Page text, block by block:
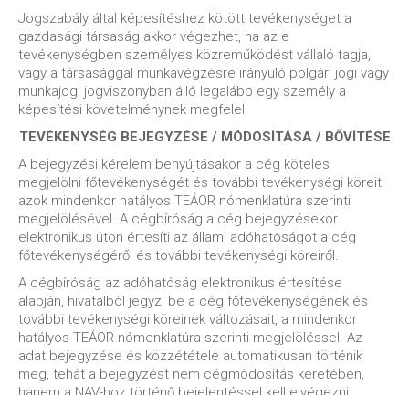
Jogszabály által képesítéshez kötött tevékenységet a
gazdasági társaság akkor végezhet, ha az e
tevékenységben személyes közreműködést vállaló tagja,
vagy a társasággal munkavégzésre irányuló polgári jogi vagy
munkajogi jogviszonyban álló legalább egy személy a
képesítési követelménynek megfelel.
TEVÉKENYSÉG BEJEGYZÉSE / MÓDOSÍTÁSA / BŐVÍTÉSE
A bejegyzési kérelem benyújtásakor a cég köteles
megjelölni főtevékenységét és további tevékenységi köreit
azok mindenkor hatályos TEÁOR nómenklatúra szerinti
megjelölésével. A cégbíróság a cég bejegyzésekor
elektronikus úton értesíti az állami adóhatóságot a cég
főtevékenységéről és további tevékenységi köreiről.
A cégbíróság az adóhatóság elektronikus értesítése
alapján, hivatalból jegyzi be a cég főtevékenységének és
további tevékenységi köreinek változásait, a mindenkor
hatályos TEÁOR nómenklatúra szerinti megjelöléssel. Az
adat bejegyzése és közzététele automatikusan történik
meg, tehát a bejegyzést nem cégmódosítás keretében,